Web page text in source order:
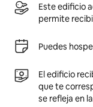
Este edificio
permite
Puedes
El edificio
que te
se refleja en